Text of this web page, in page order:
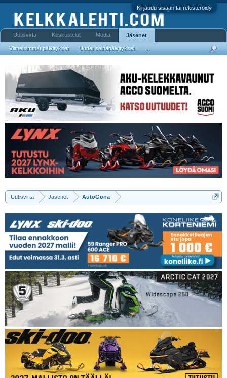
Kirjaudu sisään tai rekisteröidy
Uutisvirta Jäsenet AutoGona
Uutisvirta Keskustelut Media Jäsenet
Viimeisimmät päivitykset Uudet seinäpäivitykset